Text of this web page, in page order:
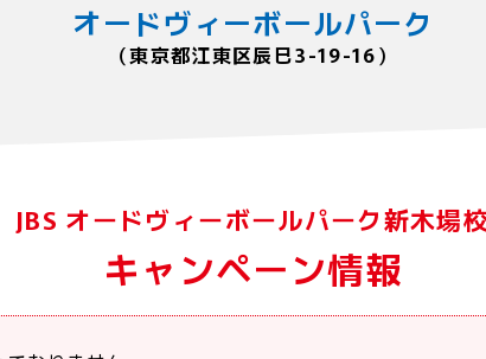
オードヴィーボールパーク
（東京都江東区辰巳3-19-16）
JBS オードヴィーボールパーク新木場
キャンペーン情報